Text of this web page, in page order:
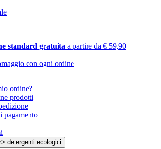
standard gratuita a partire da € 59,90
con ogni ordine
ordine?
prodotti
pagamento